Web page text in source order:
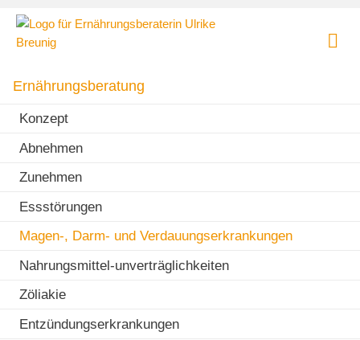
Skip
München - Lehel
Ernährungsberatung
Konzept
Abnehmen
Zunehmen
Essstörungen
Magen-, Darm- und Verdauungserkrankungen
Nahrungsmittel-unverträglichkeiten
Zöliakie
Entzündungserkrankungen